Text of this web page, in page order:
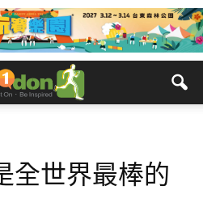
全世界最棒的